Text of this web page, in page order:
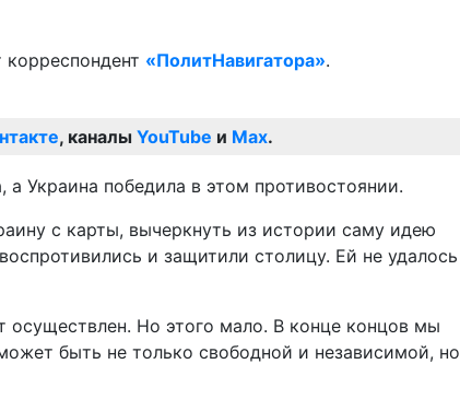
«ПолитНавигатора».
, каналы YouTube и Max.
Украина победила в этом противостоянии.
с карты, вычеркнуть из истории саму идею
и защитили столицу. Ей не удалось
осуществлен. Но этого мало. В конце концов мы
быть не только свободной и независимой, но